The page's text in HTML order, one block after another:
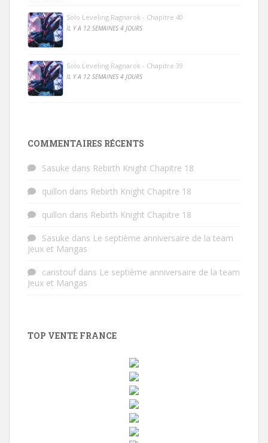
Solo Leveling Ragnarok - Chapitre 40
IL Y A 12 SEMAINES 4 JOURS
Solo Leveling Ragnarok - Chapitre 39
IL Y A 12 SEMAINES 4 JOURS
COMMENTAIRES RÉCENTS
Sasuke dans Rebirth Knight Chapitre 18
quillon dans Rebirth Knight Chapitre 18
quillon dans Rebirth Knight Chapitre 18
Sasuke dans Le septième anniversaire de la team
Jeux et Mangas
caristoufdans Le septième anniversaire de la team
Jeux et Mangas
TOP VENTE FRANCE